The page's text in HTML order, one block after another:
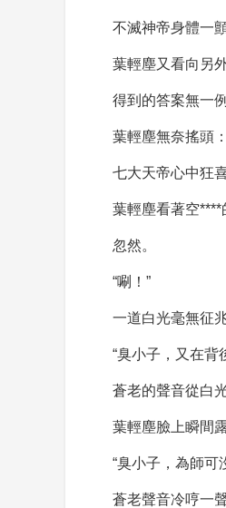
不滅神帝身體一
葉輕塵又看向另
得到的答案無一
葉輕塵無奈搖頭
七大天帝心中狂
葉輕塵看著空
忽然。
“唰！”
一道白光毫無征
“臭小子，又在背
蒼老的聲音從白
葉輕塵臉上瞬間
“臭小子，為師
蒼老聲音冷哼一聲